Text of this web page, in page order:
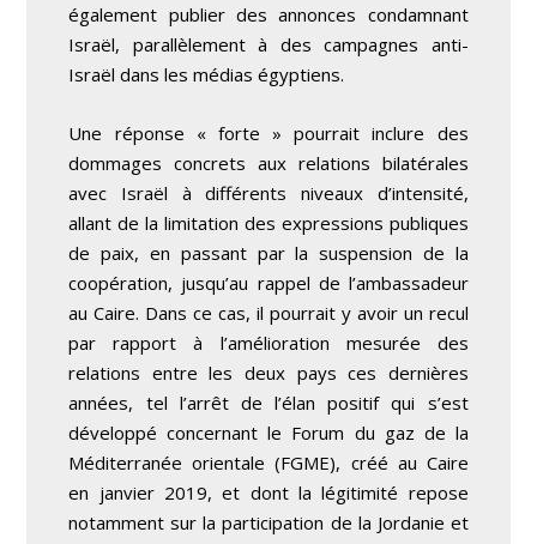
également publier des annonces condamnant
Israël, parallèlement à des campagnes anti-
Israël dans les médias égyptiens.
Une réponse « forte » pourrait inclure des
dommages concrets aux relations bilatérales
avec Israël à différents niveaux d’intensité,
allant de la limitation des expressions publiques
de paix, en passant par la suspension de la
coopération, jusqu’au rappel de l’ambassadeur
au Caire. Dans ce cas, il pourrait y avoir un recul
par rapport à l’amélioration mesurée des
relations entre les deux pays ces dernières
années, tel l’arrêt de l’élan positif qui s’est
développé concernant le Forum du gaz de la
Méditerranée orientale (FGME), créé au Caire
en janvier 2019, et dont la légitimité repose
notamment sur la participation de la Jordanie et